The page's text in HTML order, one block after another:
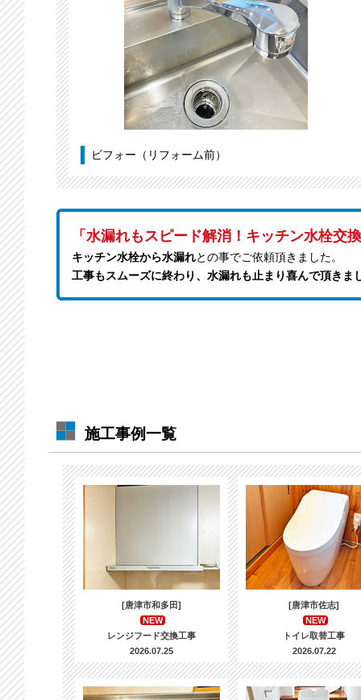
ビフォー（リフォーム前）
「水漏れもスピード解消！キッチン水栓交
キッチン水栓から水漏れとの事でご依頼頂きました。
工事もスムーズに終わり、水漏れも止まり喜んで頂きま
施工事例一覧
[唐津市和多田]
NEW
レンジフード交換工事
2026.07.25
[唐津市佐志]
NEW
トイレ取替工事
2026.07.22